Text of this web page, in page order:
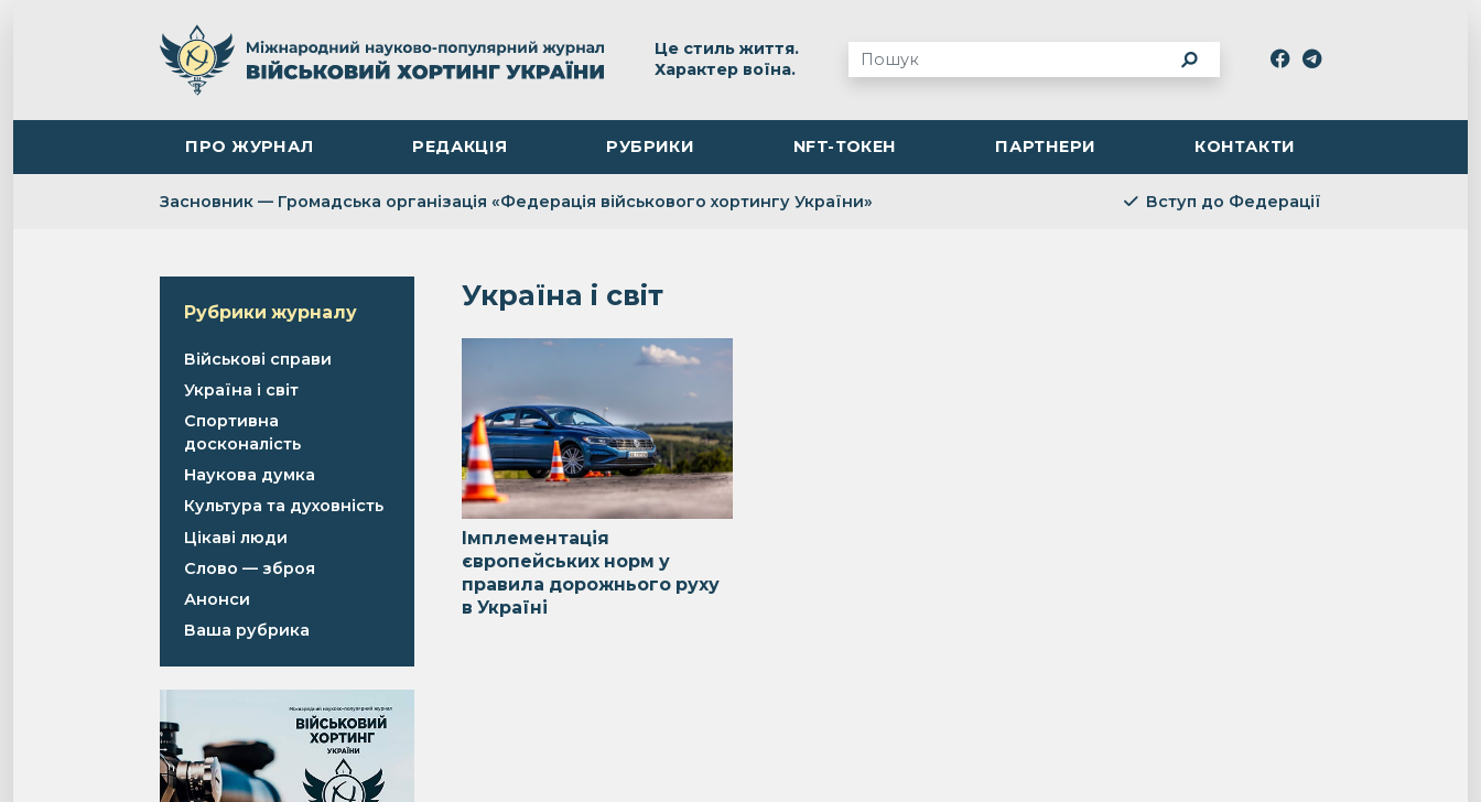
Це стиль життя.
Характер воїна.
ПРО ЖУРНАЛ РЕДАКЦІЯ РУБРИКИ NFT-ТОКЕН ПАРТНЕРИ КОНТАКТИ
Засновник — Громадська організація «Федерація військового хортингу України» Вступ до Федерації
Україна і світ
Імплементація
європейських норм у
правила дорожнього руху
в Україні
Рубрики журналу
Військові справи
Україна і світ
Спортивна
досконалість
Наукова думка
Культура та духовність
Цікаві люди
Слово — зброя
Анонси
Ваша рубрика